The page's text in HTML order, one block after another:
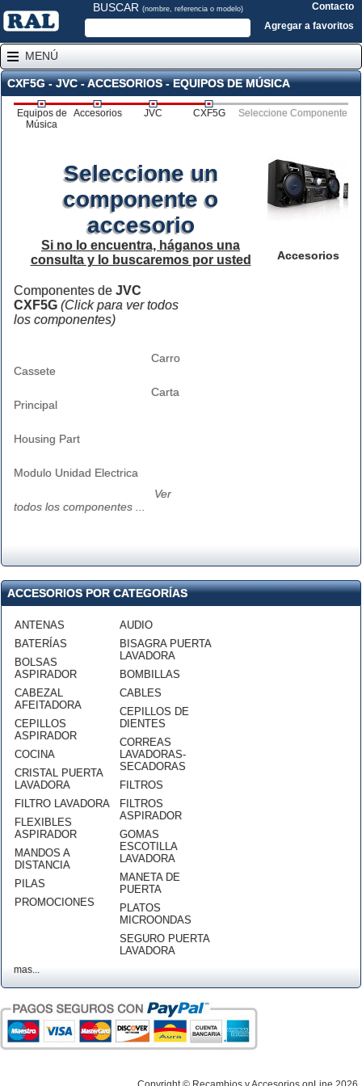
BUSCAR (nombre, referencia o modelo)
Contacto
Agregar a favoritos
MENÚ
CXF5G - JVC - ACCESORIOS - EQUIPOS DE MÚSICA
Equipos de
Música
Accesorios JVC CXF5G Seleccione Componente
Accesorios
Seleccione un
componente o
accesorio
Si no lo encuentra, háganos una
consulta y lo buscaremos por usted
Componentes de JVC
CXF5G (Click para ver todos
los componentes)
Carro
Cassete
Carta
Principal
Housing Part
Modulo Unidad Electrica
Ver
todos los componentes ...
ACCESORIOS POR CATEGORÍAS
ANTENAS
BATERÍAS
BOLSAS
ASPIRADOR
CABEZAL
AFEITADORA
CEPILLOS
ASPIRADOR
COCINA
CRISTAL PUERTA
LAVADORA
FILTRO LAVADORA
FLEXIBLES
ASPIRADOR
MANDOS A
DISTANCIA
PILAS
PROMOCIONES
AUDIO
BISAGRA PUERTA
LAVADORA
BOMBILLAS
CABLES
CEPILLOS DE
DIENTES
CORREAS
LAVADORAS-
SECADORAS
FILTROS
FILTROS
ASPIRADOR
GOMAS
ESCOTILLA
LAVADORA
MANETA DE
PUERTA
PLATOS
MICROONDAS
SEGURO PUERTA
LAVADORA
mas...